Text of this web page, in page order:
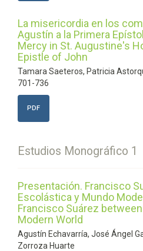
La misericordia en los
Agustín a la Primera
Mercy in St. Augustine's
Epistle of John
Tamara Saeteros, Patricia
701-736
PDF
Estudios Monográfico 1
Presentación. Francisco
Escolástica y Mundo
Francisco Suárez
Modern World
Agustín Echavarría, José Ángel
Zorroza Huarte